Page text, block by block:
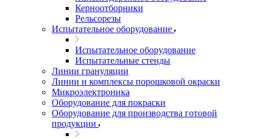
Керноотборники
Рельсорезы
Испытательное оборудование
Испытательное оборудование
Испытательные стенды
Линии грануляции
Линии и комплексы порошковой окраски
Микроэлектроника
Оборудование для покраски
Оборудование для производства готовой
продукции